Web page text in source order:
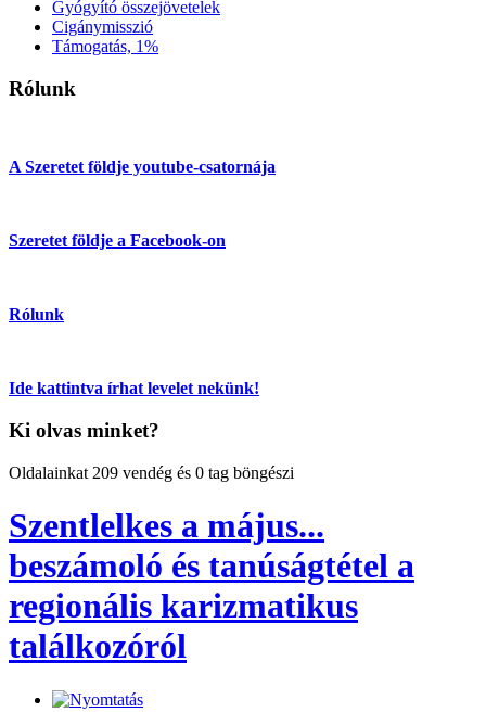
Gyógyító összejövetelek
Cigánymisszió
Támogatás, 1%
Rólunk
A Szeretet földje youtube-csatornája
Szeretet földje a Facebook-on
Rólunk
Ide kattintva írhat levelet nekünk!
Ki olvas minket?
Oldalainkat 209 vendég és 0 tag böngészi
Szentlelkes a május...
beszámoló és tanúságtétel a
regionális karizmatikus
találkozóról